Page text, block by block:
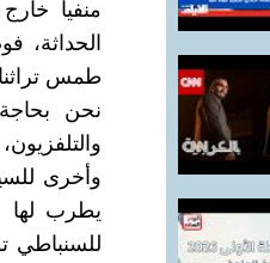
منفيا
الحداثة،
طمس
نحن
وأخرى
يطرب لها
للسنباطي